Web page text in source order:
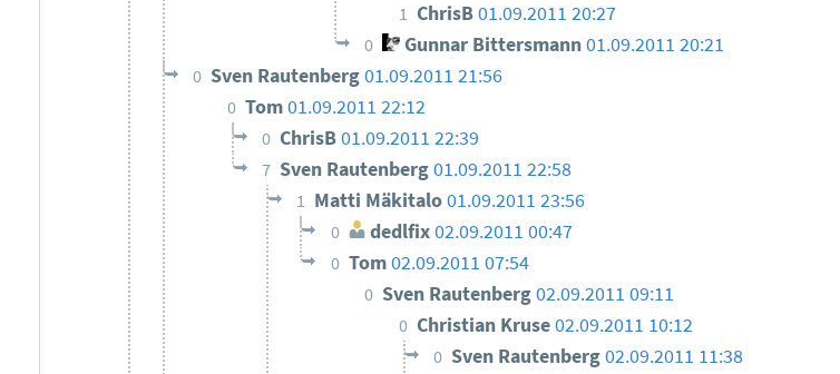
1 ChrisB01.09.2011 20:27
0 Gunnar Bittersmann01.09.2011 20:21
0 Sven Rautenberg01.09.2011 21:56
0 Tom01.09.2011 22:12
0 ChrisB01.09.2011 22:39
7 Sven Rautenberg01.09.2011 22:58
1 Matti Mäkitalo01.09.2011 23:56
0 dedlfix02.09.2011 00:47
0 Tom02.09.2011 07:54
0 Sven Rautenberg02.09.2011 09:11
0 Christian Kruse02.09.2011 10:12
0 Sven Rautenberg02.09.2011 11:38